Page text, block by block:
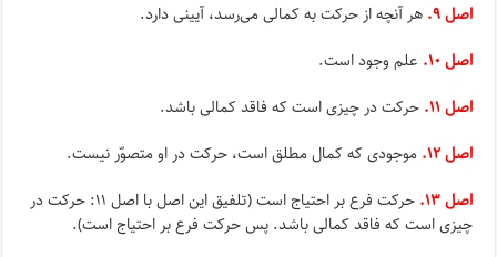
اصل ۹.
هر آنچه از حرکت به کمالى مى‌رسد، آیینى دارد.
اصل ۱۰.
علم وجود است.
اصل ۱۱.
حرکت در چیزى است که فاقد کمالى باشد.
اصل ۱۲.
موجودى که کمال مطلق است، حرکت در او متصوّر نیست.
اصل ۱۳.
حرکت فرع بر احتیاج است (تلفیق این اصل با اصل ۱۱: حرکت در
چیزى است که فاقد کمالى باشد. پس حرکت فرع بر احتیاج است).